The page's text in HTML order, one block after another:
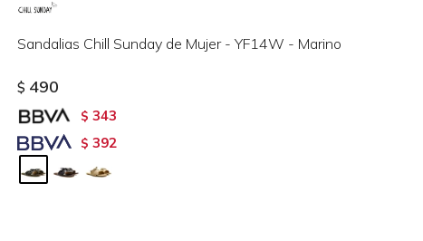
Sandalias Chill Sunday de Mujer - YF14W - Marino
$ 490
$ 343
$ 392